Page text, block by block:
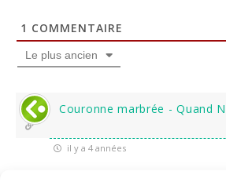
1 COMMENTAIRE
Le plus ancien
Couronne marbrée - Quand
il y a 4 années